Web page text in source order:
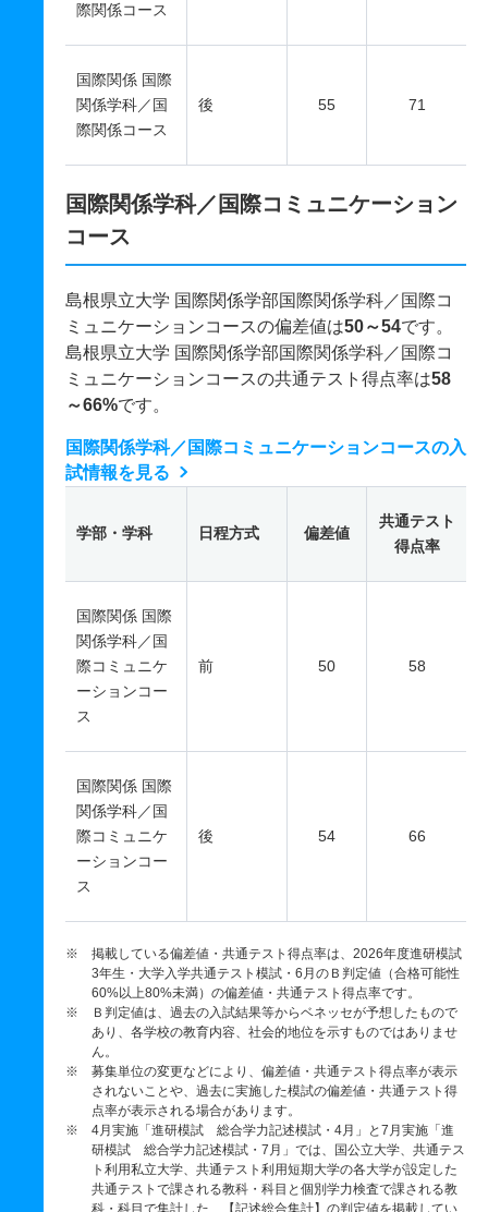
際関係コース
国際関係 国際
関係学科／国
際関係コース
後 55 71
国際関係学科／国際コミュニケーション
コース
島根県立大学 国際関係学部国際関係学科／国際コ
ミュニケーションコースの偏差値は50～54です。
島根県立大学 国際関係学部国際関係学科／国際コ
ミュニケーションコースの共通テスト得点率は58
～66%です。
国際関係学科／国際コミュニケーションコースの入
試情報を見る
学部・学科 日程方式 偏差値
共通テスト
得点率
国際関係 国際
関係学科／国
際コミュニケ
ーションコー
ス
前 50 58
国際関係 国際
関係学科／国
際コミュニケ
ーションコー
ス
後 54 66
※ 掲載している偏差値・共通テスト得点率は、2026年度進研模試
3年生・大学入学共通テスト模試・6月のＢ判定値（合格可能性
60%以上80%未満）の偏差値・共通テスト得点率です。
※ Ｂ判定値は、過去の入試結果等からベネッセが予想したもので
あり、各学校の教育内容、社会的地位を示すものではありませ
ん。
※ 募集単位の変更などにより、偏差値・共通テスト得点率が表示
されないことや、過去に実施した模試の偏差値・共通テスト得
点率が表示される場合があります。
※ 4月実施「進研模試 総合学力記述模試・4月」と7月実施「進
研模試 総合学力記述模試・7月」では、国公立大学、共通テス
ト利用私立大学、共通テスト利用短期大学の各大学が設定した
共通テストで課される教科・科目と個別学力検査で課される教
科・科目で集計した、【記述総合集計】の判定値を掲載してい